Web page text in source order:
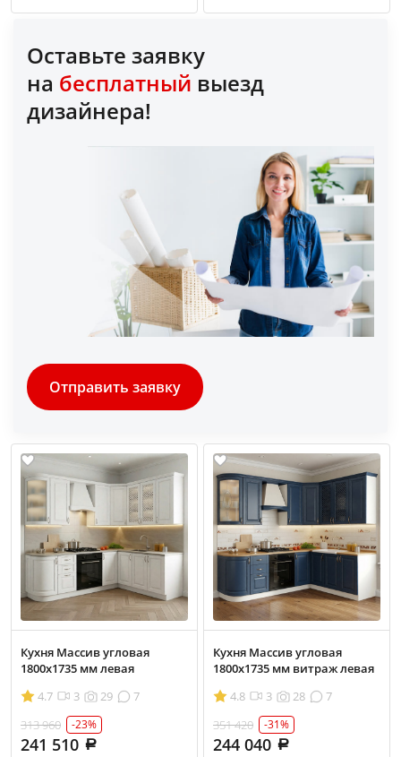
Оставьте заявку
на бесплатный выезд
дизайнера!
Отправить заявку
Кухня Массив угловая
1800х1735 мм левая
4.7
3 29
7
313 960
-23%
241 510
Кухня Массив угловая
1800х1735 мм витраж левая
4.8
3 28
7
351 420
-31%
244 040